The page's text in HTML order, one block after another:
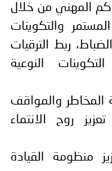
المهني من خلال
والتكوينات
ربط الترقيات
النوعية
المخاطر والمواقف
روح الانتماء
منظومة القيادة